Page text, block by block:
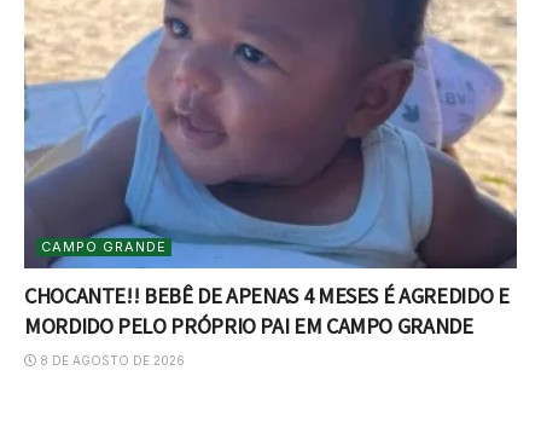
CAMPO GRANDE
CHOCANTE!! BEBÊ DE APENAS 4 MESES É AGREDIDO E
MORDIDO PELO PRÓPRIO PAI EM CAMPO GRANDE
8 DE AGOSTO DE 2026